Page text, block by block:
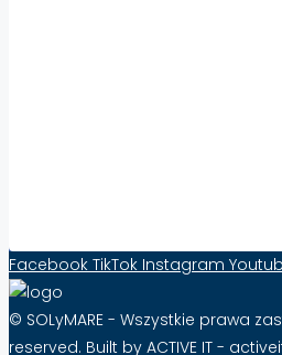
Facebook TikTok Instagram
© SOLyMARE - Wszystkie prawa
reserved. Built by ACTIVE IT -